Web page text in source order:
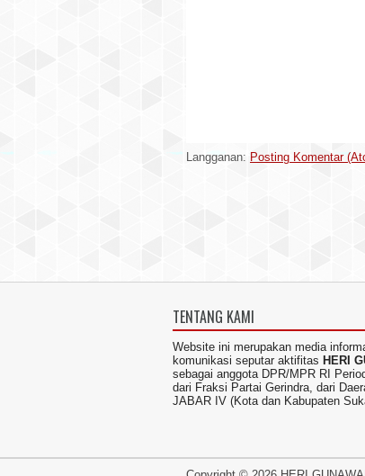
Langganan: Posting Komentar
TENTANG KAMI
Website ini merupakan media
komunikasi seputar aktifitas HERI
sebagai anggota DPR/MPR RI
dari Fraksi Partai Gerindra, dari
JABAR IV (Kota dan Kabupaten